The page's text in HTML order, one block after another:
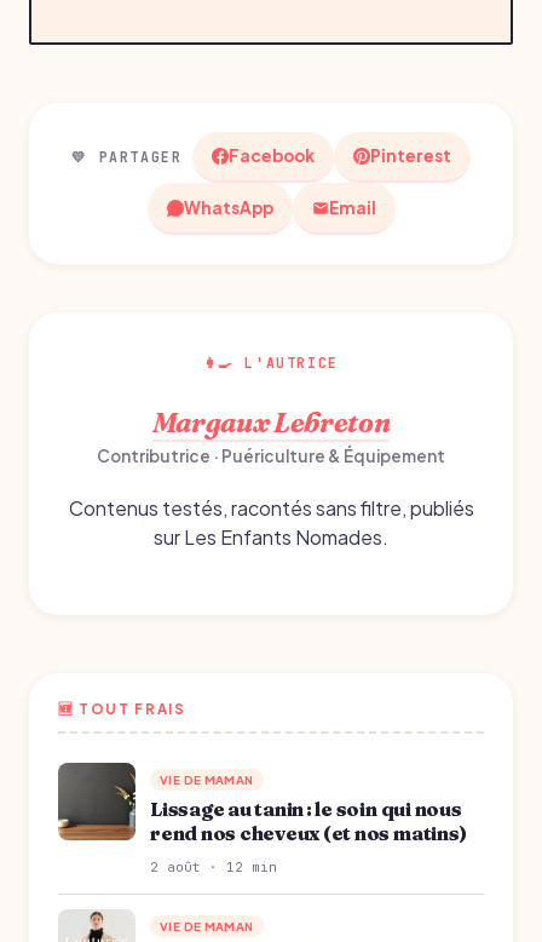
💛 PARTAGER Facebook Pinterest
WhatsApp Email
👩‍🍳 L'AUTRICE
Margaux Lebreton
Contributrice · Puériculture & Équipement
Contenus testés, racontés sans filtre, publiés
sur Les Enfants Nomades.
🆕 TOUT FRAIS
VIE DE MAMAN
Lissage au tanin : le soin qui nous
rend nos cheveux (et nos matins)
2 août · 12 min
VIE DE MAMAN